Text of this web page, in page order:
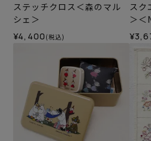
ステッチクロス＜森のマル
シェ＞
¥4,400 (税込)
スク
＞＜